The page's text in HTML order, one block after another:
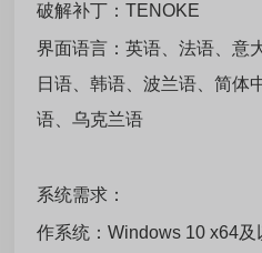
破解补丁：TENOKE
界面语言：英语、法语、意
日语、韩语、波兰语、简体
语、乌克兰语
系统需求：
作系统：Windows 10 x64及